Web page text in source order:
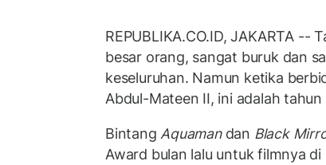
REPUBLIKA.CO.ID, JAKARTA --
besar orang, sangat buruk dan
keseluruhan. Namun ketika
Abdul-Mateen II, ini adalah
Bintang Aquamandan Black
Award bulan lalu untuk filmnya di